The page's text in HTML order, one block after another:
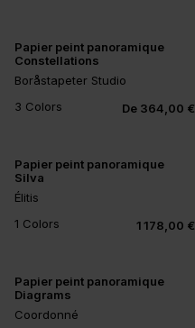
Papier peint panoramique
Constellations
Boråstapeter Studio
3 Colors
De 364,00 €
Papier peint panoramique
Silva
Élitis
1 Colors
1 178,00 €
Papier peint panoramique
Diagrams
Coordonné